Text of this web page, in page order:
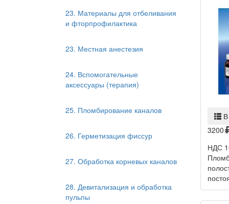
23. Материалы для отбеливания
и фторпрофилактика
23. Местная анестезия
24. Вспомогательные
аксессуары (терапия)
25. Пломбирование каналов
26. Герметизация фиссур
27. Обработка корневых каналов
28. Девитализация и обработка
пульпы
3200
НДС